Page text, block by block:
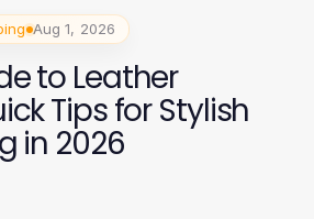
Aug 1, 2026
to Leather
Tips for Stylish
in 2026